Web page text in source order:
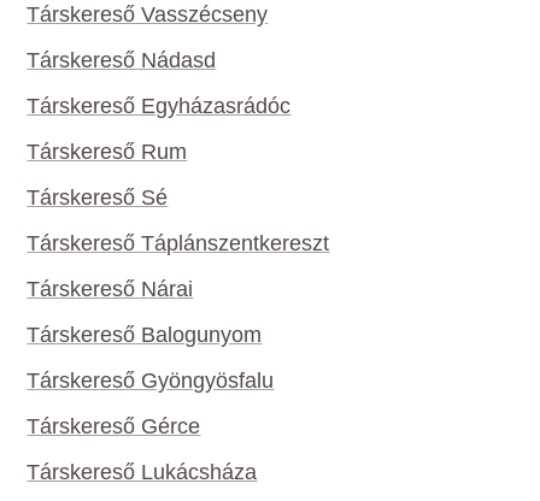
Társkereső Vasszécseny
Társkereső Nádasd
Társkereső Egyházasrádóc
Társkereső Rum
Társkereső Sé
Társkereső Táplánszentkereszt
Társkereső Nárai
Társkereső Balogunyom
Társkereső Gyöngyösfalu
Társkereső Gérce
Társkereső Lukácsháza